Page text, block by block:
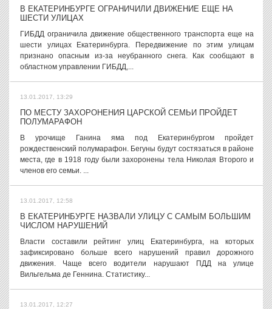
В ЕКАТЕРИНБУРГЕ ОГРАНИЧИЛИ ДВИЖЕНИЕ ЕЩЕ НА
ШЕСТИ УЛИЦАХ
ГИБДД ограничила движение общественного транспорта еще на
шести улицах Екатеринбурга. Передвижение по этим улицам
признано опасным из-за неубранного снега. Как сообщают в
областном управлении ГИБДД,...
13.01.2017, 13:29
ПО МЕСТУ ЗАХОРОНЕНИЯ ЦАРСКОЙ СЕМЬИ ПРОЙДЕТ
ПОЛУМАРАФОН
В урочище Ганина яма под Екатеринбургом пройдет
рождественский полумарафон. Бегуны будут состязаться в районе
места, где в 1918 году были захоронены тела Николая Второго и
членов его семьи. ...
13.01.2017, 12:58
В ЕКАТЕРИНБУРГЕ НАЗВАЛИ УЛИЦУ С САМЫМ БОЛЬШИМ
ЧИСЛОМ НАРУШЕНИЙ
Власти составили рейтинг улиц Екатеринбурга, на которых
зафиксировано больше всего нарушений правил дорожного
движения. Чаще всего водители нарушают ПДД на улице
Вильгельма де Геннина. Статистику...
13.01.2017, 12:27